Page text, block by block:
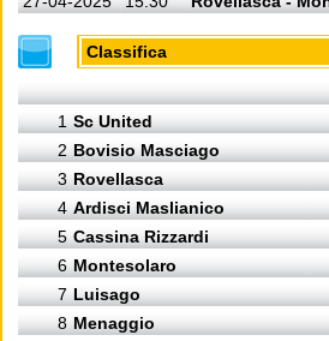
Classifica
1 Sc United
2 Bovisio Masciago
3 Rovellasca
4 Ardisci Maslianico
5 Cassina Rizzardi
6 Montesolaro
7 Luisago
8 Menaggio